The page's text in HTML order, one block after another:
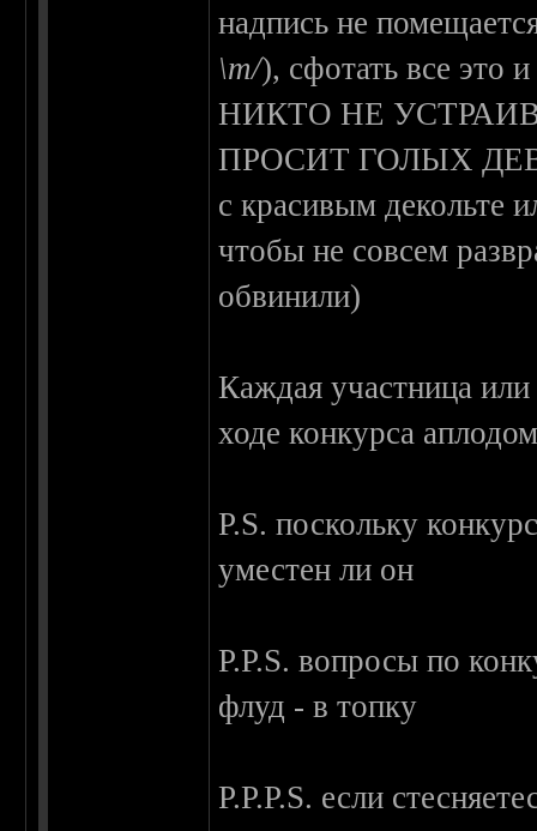
надпись не
\m/), сфотать все
НИКТО НЕ
ПРОСИТ ГОЛЫХ
с красивым декольте
чтобы не совсем
обвинили)
Каждая участница
ходе конкурса
P.S. поскольку
уместен ли он
P.P.S. вопросы по
флуд - в топку
P.P.P.S. если